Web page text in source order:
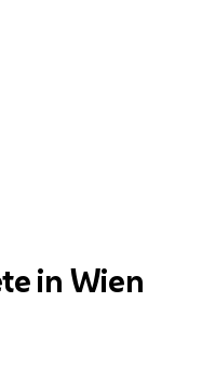
in Wien